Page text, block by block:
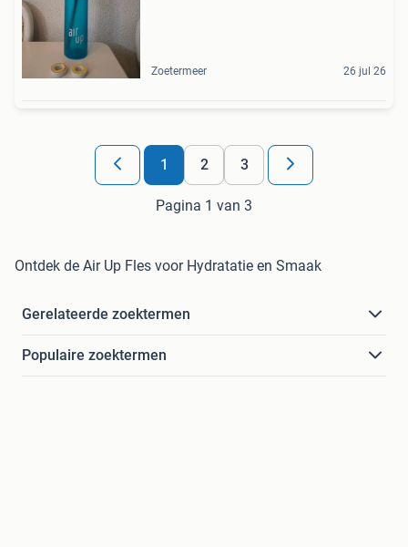
Zoetermeer 26 jul 26
1 2 3
Pagina 1 van 3
Ontdek de Air Up Fles voor Hydratatie en Smaak
Gerelateerde zoektermen
Populaire zoektermen